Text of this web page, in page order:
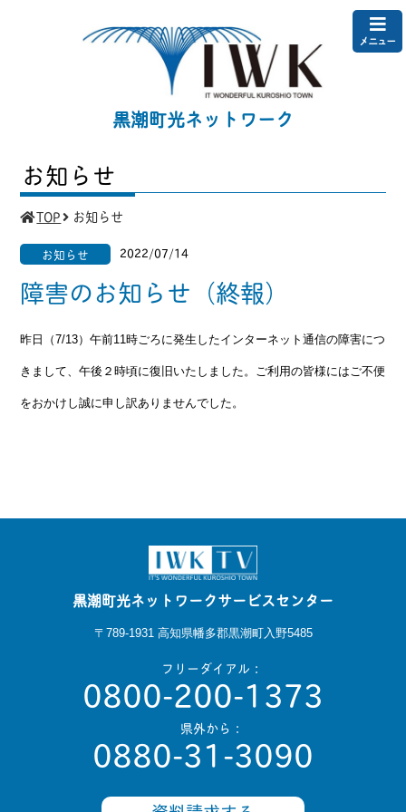
黒潮町光ネットワーク
メニュー
お知らせ
TOP お知らせ
お知らせ 2022/07/14
障害のお知らせ（終報）
昨日（7/13）午前11時ごろに発生したインターネット通信の障害につ
きまして、午後２時頃に復旧いたしました。ご利用の皆様にはご不便
をおかけし誠に申し訳ありませんでした。
黒潮町光ネットワークサービスセンター
〒789-1931 高知県幡多郡黒潮町入野5485
フリーダイアル：
0800-200-1373
県外から：
0880-31-3090